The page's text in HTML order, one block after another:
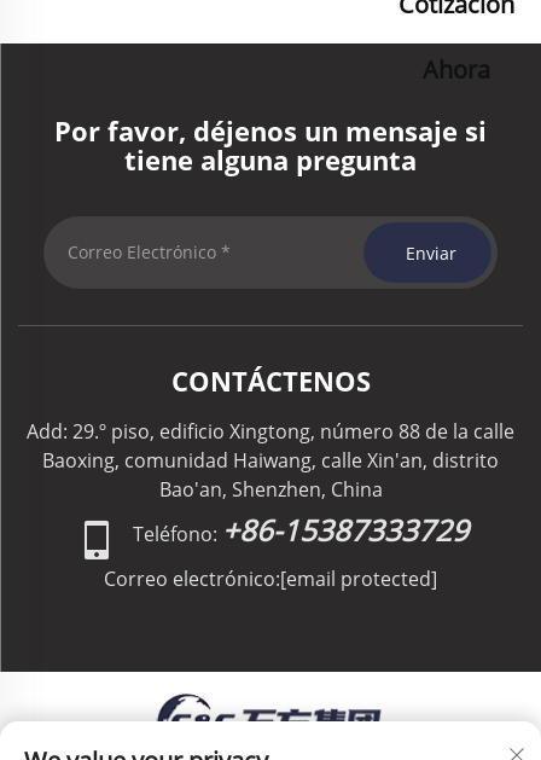
Ahora
Por favor, déjenos un mensaje si
tiene alguna pregunta
Enviar
CONTÁCTENOS
Add: 29.º piso, edificio Xingtong, número 88 de la calle
Baoxing, comunidad Haiwang, calle Xin'an, distrito
Bao'an, Shenzhen, China
Teléfono: +86-15387333729
Correo electrónico:[email protected]